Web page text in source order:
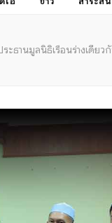
ระธานมูลนิธิเรือนร่างเดีย